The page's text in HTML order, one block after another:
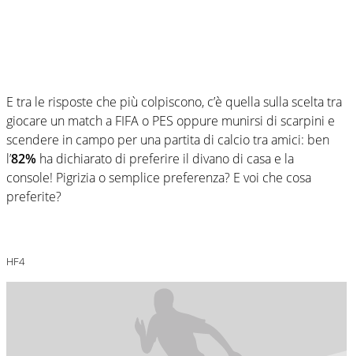
E tra le risposte che più colpiscono, c’è quella sulla scelta tra
giocare un match a FIFA o PES oppure munirsi di scarpini e
scendere in campo per una partita di calcio tra amici: ben
l’82% ha dichiarato di preferire il divano di casa e la
console! Pigrizia o semplice preferenza? E voi che cosa
preferite?
HF4